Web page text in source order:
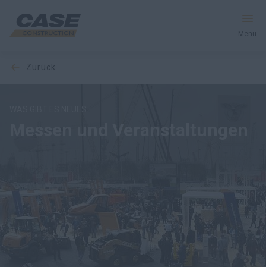
Menu
Deutschland
zurück